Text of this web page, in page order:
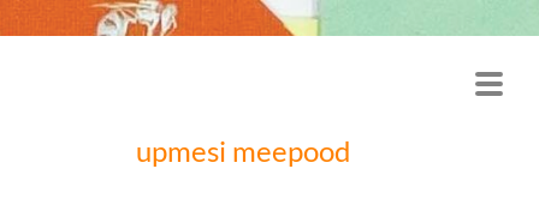
upmesi meepood